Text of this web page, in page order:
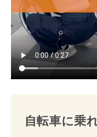
自転車に乗